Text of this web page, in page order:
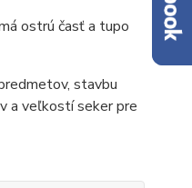
ostrú časť a tupo
stavbu
a veľkostí seker pre